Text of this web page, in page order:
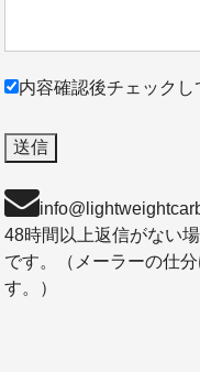
内容確認後チェックし
48時間以上返信がない
です。（メーラーの仕
す。）